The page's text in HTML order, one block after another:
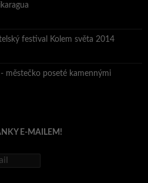
festival Kolem světa 2014
městečko poseté kamennými
E-MAILEM!